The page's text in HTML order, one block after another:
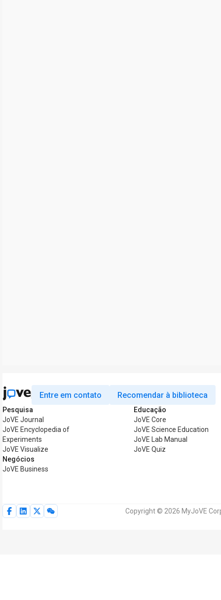
Entre em contato Recomendar à biblioteca
Pesquisa
JoVE Journal
JoVE Encyclopedia of
Experiments
JoVE Visualize
Negócios
JoVE Business
Educação
JoVE Core
JoVE Science Education
JoVE Lab Manual
JoVE Quiz
Copyright © 2026 MyJoVE